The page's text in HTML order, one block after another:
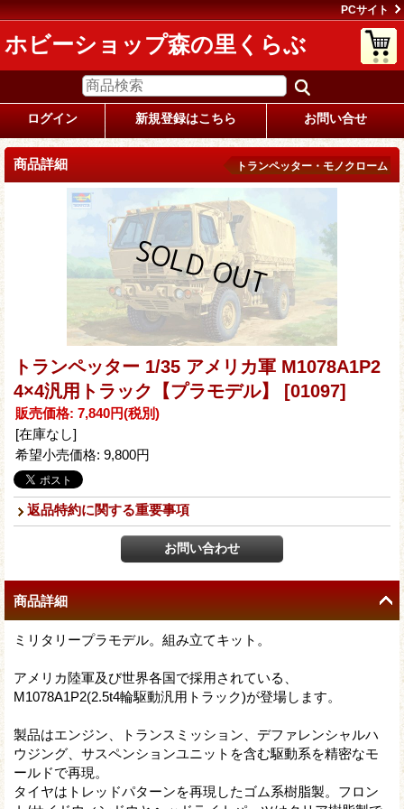
PCサイト
ホビーショップ森の里くらぶ
ログイン 新規登録はこちら お問い合せ
商品詳細 トランペッター・モノクローム
トランペッター 1/35 アメリカ軍 M1078A1P2
4×4汎用トラック【プラモデル】 [01097]
販売価格: 7,840円(税別)
[在庫なし]
希望小売価格: 9,800円
返品特約に関する重要事項
商品詳細
ミリタリープラモデル。組み立てキット。
アメリカ陸軍及び世界各国で採用されている、
M1078A1P2(2.5t4輪駆動汎用トラック)が登場します。
製品はエンジン、トランスミッション、デファレンシャルハ
ウジング、サスペンションユニットを含む駆動系を精密なモ
ールドで再現。
タイヤはトレッドパターンを再現したゴム系樹脂製。フロン